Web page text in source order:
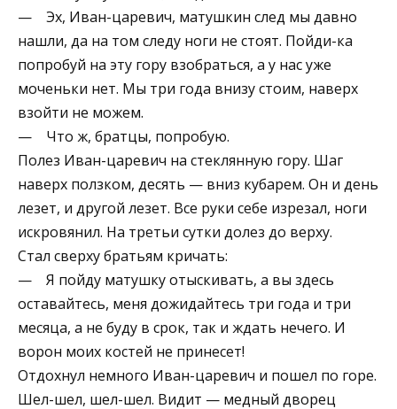
— Эх, Иван-царевич, матушкин след мы давно
нашли, да на том следу ноги не стоят. Пойди-ка
попробуй на эту гору взобраться, а у нас уже
моченьки нет. Мы три года внизу стоим, наверх
взойти не можем.
— Что ж, братцы, попробую.
Полез Иван-царевич на стеклянную гору. Шаг
наверх ползком, десять — вниз кубарем. Он и день
лезет, и другой лезет. Все руки себе изрезал, ноги
искровянил. На третьи сутки долез до верху.
Стал сверху братьям кричать:
— Я пойду матушку отыскивать, а вы здесь
оставайтесь, меня дожидайтесь три года и три
месяца, а не буду в срок, так и ждать нечего. И
ворон моих костей не принесет!
Отдохнул немного Иван-царевич и пошел по горе.
Шел-шел, шел-шел. Видит — медный дворец